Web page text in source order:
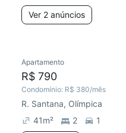
Ver 2 anúncios
Apartamento
R$ 790
Condomínio: R$ 380/mês
R. Santana, Olímpica
41m² 2
1